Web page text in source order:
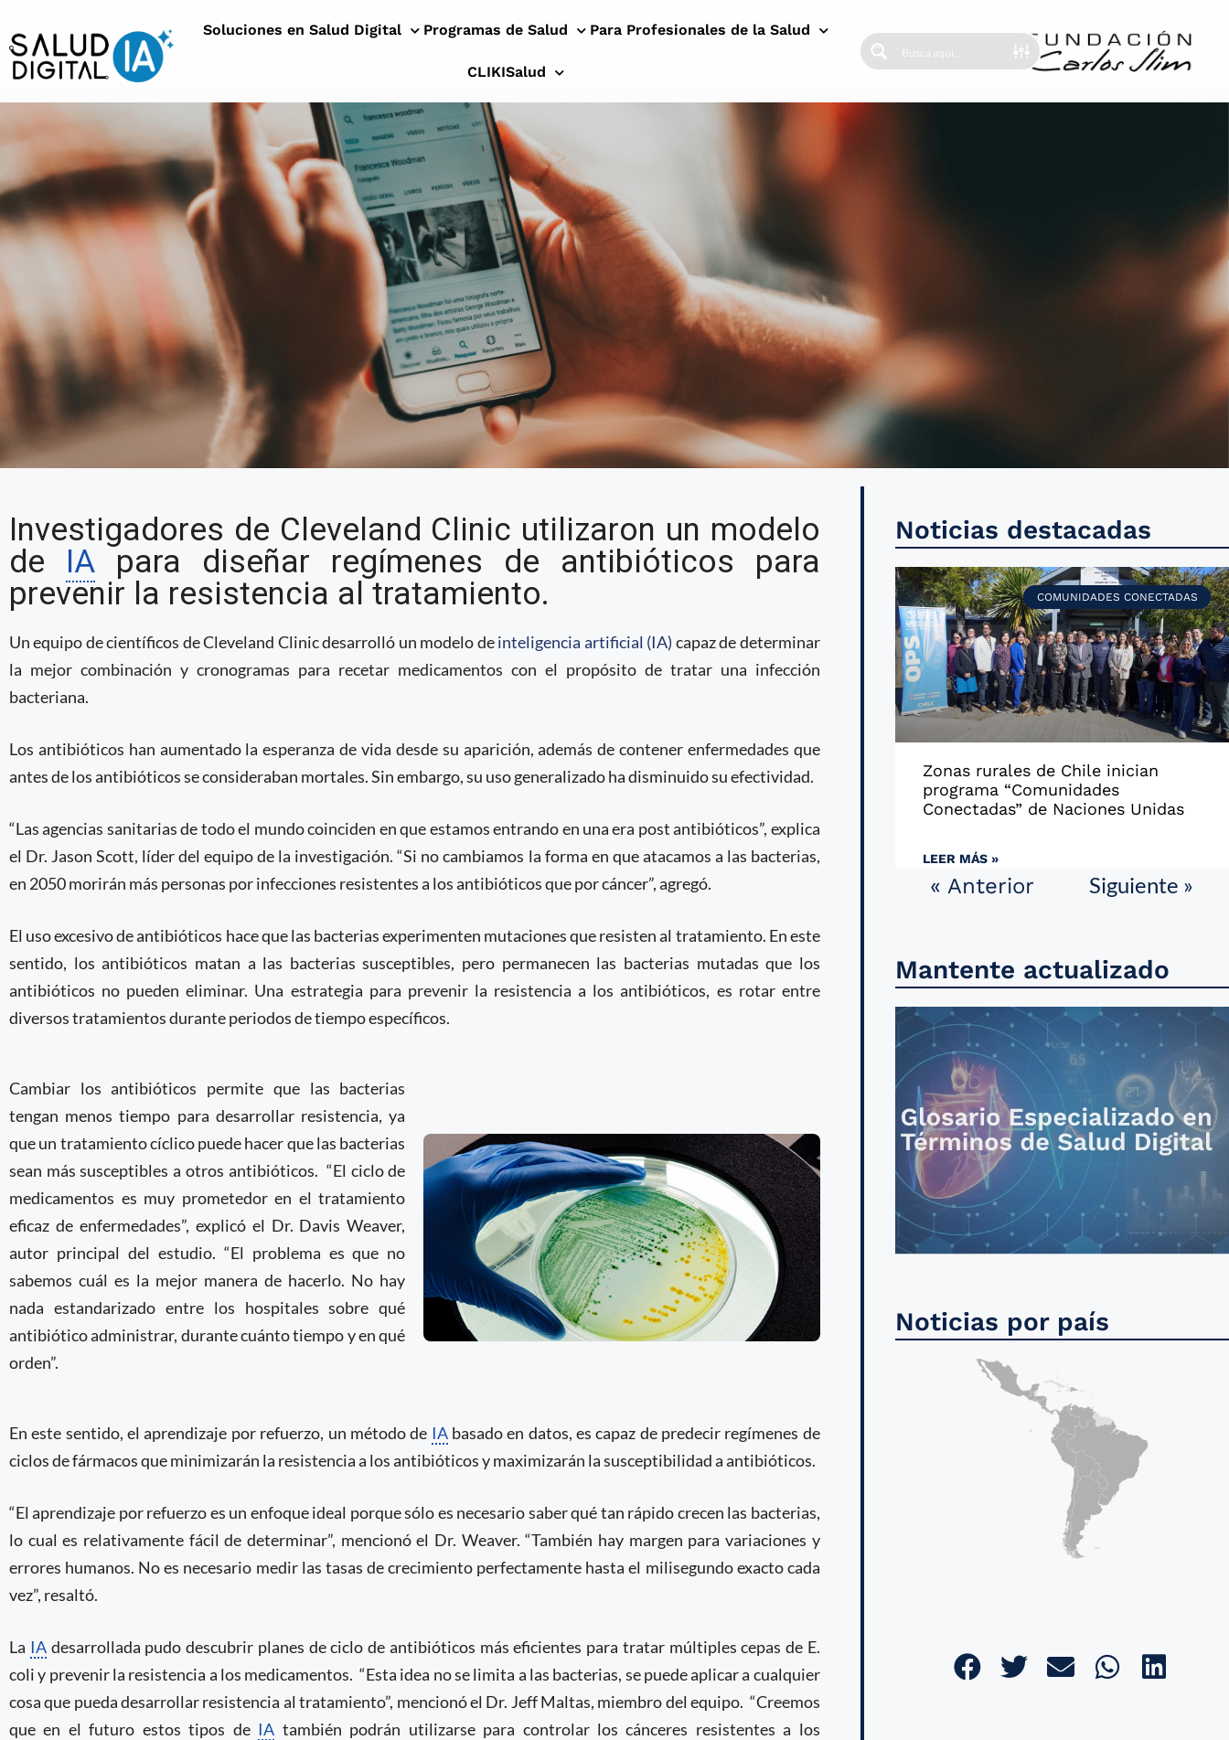
Soluciones en Salud Digital Programas de Salud Para Profesionales de la Salud
CLIKISalud
IA puede desarrollar tratamientos para
prevenir resistencia a antibióticos según
estudio
Investigadores de Cleveland Clinic utilizaron un modelo
de IApara diseñar regímenes de antibióticos para
prevenir la resistencia al tratamiento.
Un equipo de científicos de Cleveland Clinic desarrolló un modelo deinteligencia artificial (IA) capaz de determinar
la mejor combinación y cronogramas para recetar medicamentos con el propósito de tratar una infección
bacteriana.
Los antibióticos han aumentado la esperanza de vida desde su aparición, además de contener enfermedades que
antes de los antibióticos se consideraban mortales. Sin embargo, su uso generalizado ha disminuido su efectividad.
“Las agencias sanitarias de todo el mundo coinciden en que estamos entrando en una era post antibióticos”, explica
el Dr. Jason Scott, líder del equipo de la investigación. “Si no cambiamos la forma en que atacamos a las bacterias,
en 2050 morirán más personas por infecciones resistentes a los antibióticos que por cáncer”, agregó.
El uso excesivo de antibióticos hace que las bacterias experimenten mutaciones que resisten al tratamiento. En este
sentido, los antibióticos matan a las bacterias susceptibles, pero permanecen las bacterias mutadas que los
antibióticos no pueden eliminar. Una estrategia para prevenir la resistencia a los antibióticos, es rotar entre
diversos tratamientos durante periodos de tiempo específicos.
Cambiar los antibióticos permite que las bacterias
tengan menos tiempo para desarrollar resistencia, ya
que un tratamiento cíclico puede hacer que las bacterias
sean más susceptibles a otros antibióticos. “El ciclo de
medicamentos es muy prometedor en el tratamiento
eficaz de enfermedades”, explicó el Dr. Davis Weaver,
autor principal del estudio. “El problema es que no
sabemos cuál es la mejor manera de hacerlo. No hay
nada estandarizado entre los hospitales sobre qué
antibiótico administrar, durante cuánto tiempo y en qué
orden”.
En este sentido, el aprendizaje por refuerzo, un método de IAbasado en datos, es capaz de predecir regímenes de
ciclos de fármacos que minimizarán la resistencia a los antibióticos y maximizarán la susceptibilidad a antibióticos.
“El aprendizaje por refuerzo es un enfoque ideal porque sólo es necesario saber qué tan rápido crecen las bacterias,
lo cual es relativamente fácil de determinar”, mencionó el Dr. Weaver. “También hay margen para variaciones y
errores humanos. No es necesario medir las tasas de crecimiento perfectamente hasta el milisegundo exacto cada
vez”, resaltó.
La IAdesarrollada pudo descubrir planes de ciclo de antibióticos más eficientes para tratar múltiples cepas de E.
coli y prevenir la resistencia a los medicamentos. “Esta idea no se limita a las bacterias, se puede aplicar a cualquier
cosa que pueda desarrollar resistencia al tratamiento”, mencionó el Dr. Jeff Maltas, miembro del equipo. “Creemos
que en el futuro estos tipos de IA también podrán utilizarse para controlar los cánceres resistentes a los
Noticias destacadas
COMUNIDADES CONECTADAS
Zonas rurales de Chile inician
programa “Comunidades
Conectadas” de Naciones Unidas
LEER MÁS »
« Anterior Siguiente »
Mantente actualizado
Noticias por país